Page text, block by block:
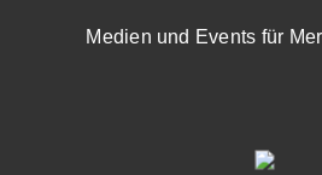
Medien und Events für